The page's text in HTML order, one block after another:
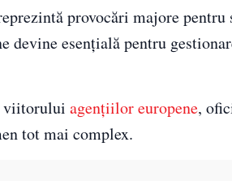
provocări majore pentru
esențială pentru
viitorului agențiilor europene,
tot mai complex.